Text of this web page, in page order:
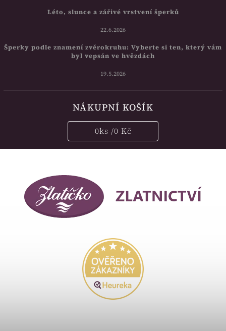
Léto, slunce a zářivé vrstvení šperků
22.6.2026
Šperky podle znamení zvěrokruhu: Vyberte si ten, který vám
byl vepsán ve hvězdách
19.5.2026
NÁKUPNÍ KOŠÍK
0ks /0 Kč